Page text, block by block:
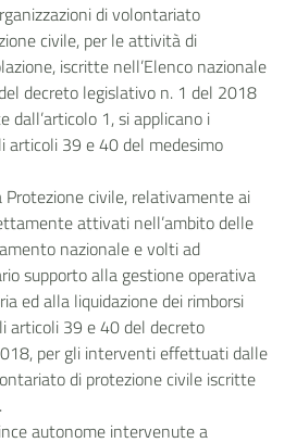
di volontariato
civile, per le attività di
iscritte nell’Elenco nazionale
decreto legislativo n. 1 del 2018
1, si applicano i
articoli 39 e 40 del medesimo
civile, relativamente ai
attivati nell’ambito delle
nazionale e volti ad
supporto alla gestione operativa
ed alla liquidazione dei rimborsi
articoli 39 e 40 del decreto
per gli interventi effettuati dalle
di protezione civile iscritte
autonome intervenute a